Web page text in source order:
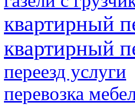
квартирный
квартирный
переезд услуги
перевозка